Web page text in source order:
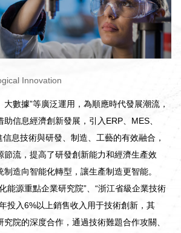
Innovation
大數據”等廣泛運用，為順應時代發展潮流，
信息經濟創新發展，引入ERP、MES、
息技術與研發、制造、工藝的有效融合，
節流，提高了研發創新能力和經濟生產效
造向智能化轉型，讓生產制造更智能。
能源重點企業研究院”、“浙江省級企業技術
投入6%以上銷售收入用于技術創新，其
院的深度合作，通過技術難題合作攻關、